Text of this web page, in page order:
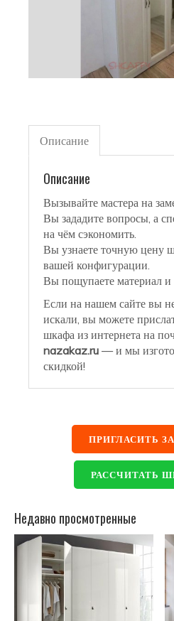
Описание
Описание
Вызывайте мастера на
Вы зададите вопросы, а
на чём сэкономить.
Вы узнаете точную цену
вашей конфигурации.
Вы пощупаете материал и
Если на нашем сайте вы
искали, вы можете
шкафа из интернета на
nazakaz.ru — и мы
скидкой!
ПРИГЛАСИТЬ
РАССЧИТАТЬ
Недавно просмотренные